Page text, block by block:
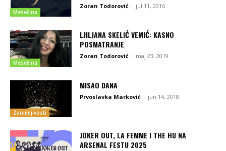
Mesečina
Zoran Todorović - jul 11, 2016
Mesečina
LJILJANA SKELIĆ VEMIĆ: KASNO
POSMATRANJE
Zoran Todorović - maj 23, 2019
Zanimljivosti
MISAO DANA
Prvoslavka Marković - jun 14, 2018
JOKER OUT, LA FEMME I THE HU NA
ARSENAL FESTU 2025